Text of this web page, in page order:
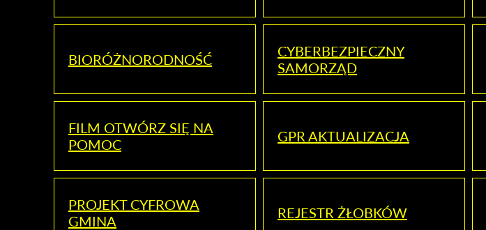
BIORÓŻNORODNOŚĆ
CYBERBEZPIECZNY
SAMORZĄD
FILM OTWÓRZ SIĘ NA
POMOC
GPR AKTUALIZACJA
PROJEKT CYFROWA
GMINA
REJESTR ŻŁOBKÓW